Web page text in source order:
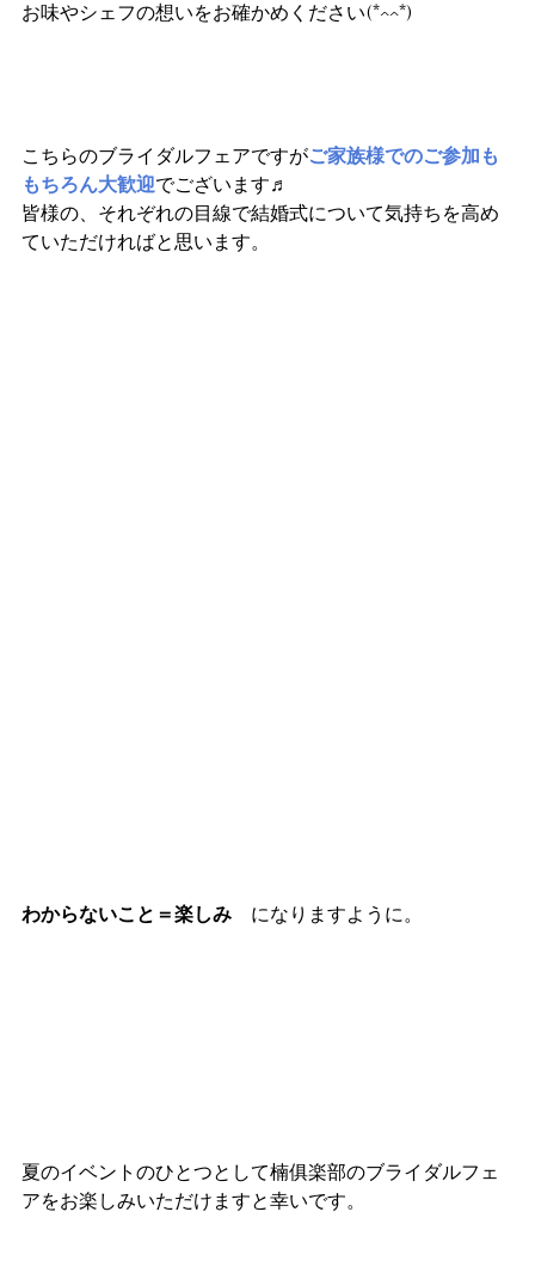
お味やシェフの想いをお確かめください(*^^*)
こちらのブライダルフェアですがご家族様でのご参加も
もちろん大歓迎でございます♬
皆様の、それぞれの目線で結婚式について気持ちを高め
ていただければと思います。
わからないこと＝楽しみ になりますように。
夏のイベントのひとつとして楠俱楽部のブライダルフェ
アをお楽しみいただけますと幸いです。